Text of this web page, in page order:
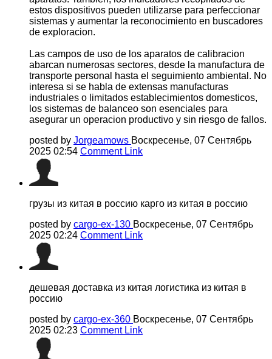
estos dispositivos pueden utilizarse para perfeccionar
sistemas y aumentar la reconocimiento en buscadores
de exploracion.
Las campos de uso de los aparatos de calibracion
abarcan numerosas sectores, desde la manufactura de
transporte personal hasta el seguimiento ambiental. No
interesa si se habla de extensas manufacturas
industriales o limitados establecimientos domesticos,
los sistemas de balanceo son esenciales para
asegurar un operacion productivo y sin riesgo de fallos.
posted by Jorgeamows Воскресенье, 07 Сентябрь
2025 02:54 Comment Link
грузы из китая в россию карго из китая в россию
posted by cargo-ex-130 Воскресенье, 07 Сентябрь
2025 02:24 Comment Link
дешевая доставка из китая логистика из китая в
россию
posted by cargo-ex-360 Воскресенье, 07 Сентябрь
2025 02:23 Comment Link